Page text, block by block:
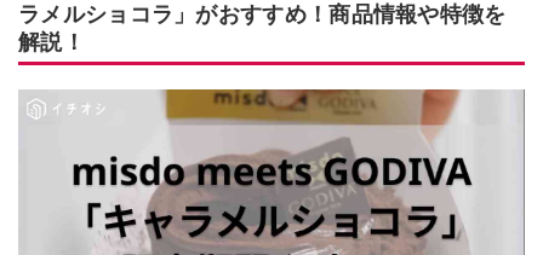
ラメルショコラ」がおすすめ！商品情報や特徴を
解説！